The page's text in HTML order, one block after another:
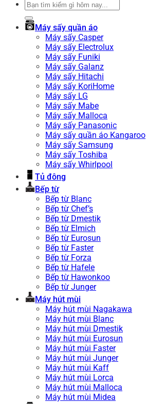
Tìm
Máy sấy quần áo
Máy sấy Casper
Máy sấy Electrolux
Máy sấy Funiki
Máy sấy Galanz
Máy sấy Hitachi
Máy sấy KoriHome
Máy sấy LG
Máy sấy Mabe
Máy sấy Malloca
Máy sấy Panasonic
Máy sấy quần áo Kangaroo
Máy sấy Samsung
Máy sấy Toshiba
Máy sấy Whirlpool
Tủ đông
Bếp từ
Bếp từ Blanc
Bếp từ Chef’s
Bếp từ Dmestik
Bếp từ Elmich
Bếp từ Eurosun
Bếp từ Faster
Bếp từ Forza
Bếp từ Hafele
Bếp từ Hawonkoo
Bếp từ Junger
Máy hút mùi
Máy hút mùi Nagakawa
Máy hút mùi Blanc
Máy hút mùi Dmestik
Máy hút mùi Eurosun
Máy hút mùi Faster
Máy hút mùi Junger
Máy hút mùi Kaff
Máy hút mùi Lorca
Máy hút mùi Malloca
Máy hút mùi Midea